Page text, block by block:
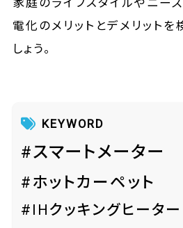
電化のメリットとデメリットを
しょう。
KEYWORD
#スマートメーター
#ホットカーペット
#IHクッキングヒーター